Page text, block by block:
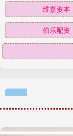
维嘉资本
伯乐配资